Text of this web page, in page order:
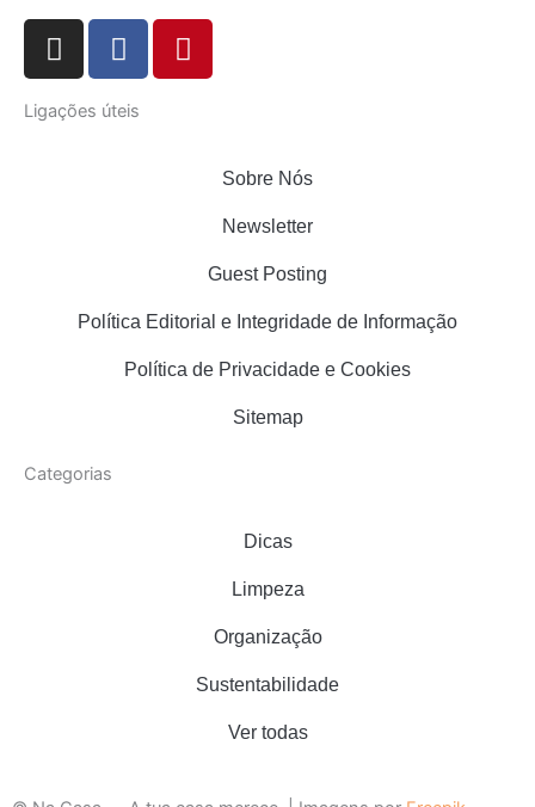
I
n
t
F
a
e
P
i
Ligações úteis
Sobre Nós
Newsletter
Guest Posting
Política Editorial e Integridade de Informação
Política de Privacidade e Cookies
Sitemap
Categorias
Dicas
Limpeza
Organização
Sustentabilidade
Ver todas